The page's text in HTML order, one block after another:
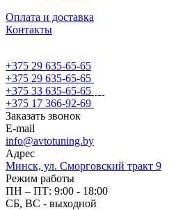
Оплата и доставка
Контакты
+375 29 635-65-65
+375 29 635-65-65
+375 33 635-65-65
+375 17 366-92-69
Заказать звонок
E-mail
info@avtotuning.by
Адрес
Минск, ул. Сморговский тракт 9
Режим работы
ПН – ПТ: 9:00 - 18:00
СБ, ВС - выходной